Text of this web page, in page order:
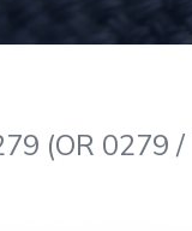
(OR 0279